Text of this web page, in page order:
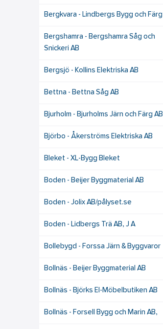
Bergkvara - Lindbergs Bygg och Färg
Bergshamra - Bergshamra Såg och
Snickeri AB
Bergsjö - Kollins Elektriska AB
Bettna - Bettna Såg AB
Bjurholm - Bjurholms Järn och Färg AB
Björbo - Åkerströms Elektriska AB
Bleket - XL-Bygg Bleket
Boden - Beijer Byggmaterial AB
Boden - Jolix AB/pålyset.se
Boden - Lidbergs Trä AB, J A
Bollebygd - Forssa Järn & Byggvaror
Bollnäs - Beijer Byggmaterial AB
Bollnäs - Björks El-Möbelbutiken AB
Bollnäs - Forsell Bygg och Marin AB,